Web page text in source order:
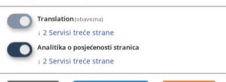
Želite postati član?
Translation(obavezna)
↓ 2 Servisi treće strane
Analitika o posjećenosti stranica
↓ 2 Servisi treće strane